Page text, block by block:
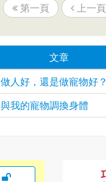
第一頁 上一頁
文章
做人好，還是做寵物好？
與我的寵物調換身體